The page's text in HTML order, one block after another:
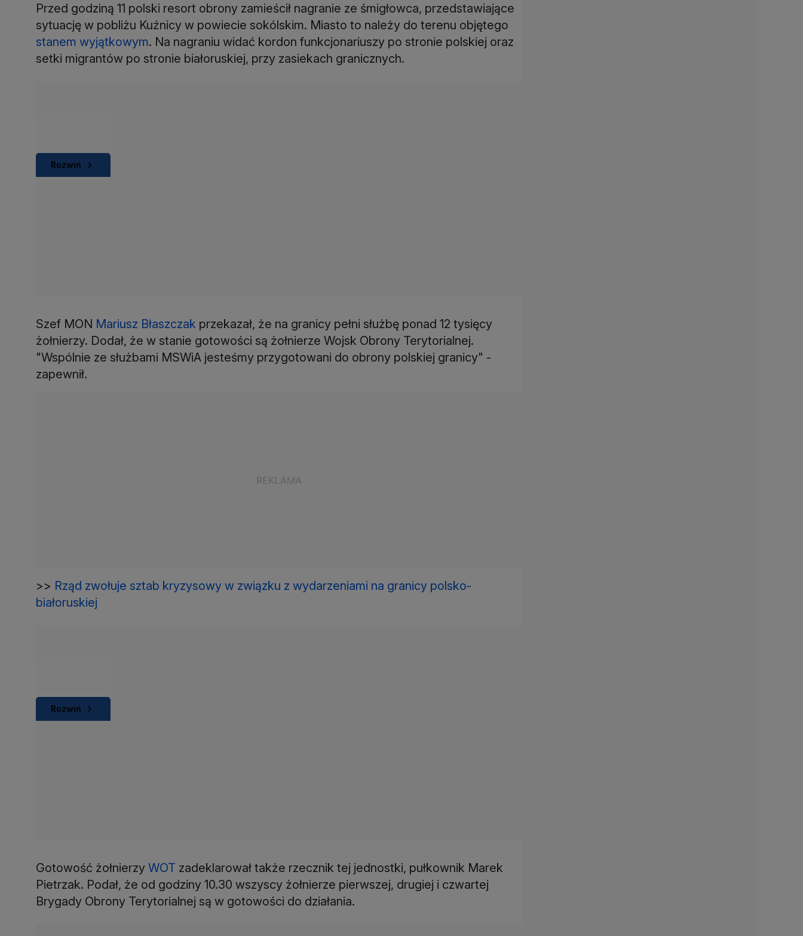
Przed godziną 11 polski resort obrony zamieścił nagranie ze śmigłowca, przedstawiające
sytuację w pobliżu Kuźnicy w powiecie sokólskim. Miasto to należy do terenu objętego
stanem wyjątkowym. Na nagraniu widać kordon funkcjonariuszy po stronie polskiej oraz
setki migrantów po stronie białoruskiej, przy zasiekach granicznych.
Rozwiń
Szef MON Mariusz Błaszczak przekazał, że na granicy pełni służbę ponad 12 tysięcy
żołnierzy. Dodał, że w stanie gotowości są żołnierze Wojsk Obrony Terytorialnej.
"Wspólnie ze służbami MSWiA jesteśmy przygotowani do obrony polskiej granicy" -
zapewnił.
>> Rząd zwołuje sztab kryzysowy w związku z wydarzeniami na granicy polsko-
białoruskiej
Rozwiń
Gotowość żołnierzy WOT zadeklarował także rzecznik tej jednostki, pułkownik Marek
Pietrzak. Podał, że od godziny 10.30 wszyscy żołnierze pierwszej, drugiej i czwartej
Brygady Obrony Terytorialnej są w gotowości do działania.